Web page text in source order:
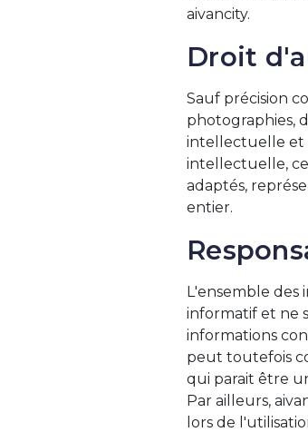
aivancity.
Droit
Sauf précision
photographies,
intellectuelle et
intellectuelle,
adaptés,
entier.
L'ensemble des
informatif et ne
informations
peut toutefois
qui parait être
Par ailleurs,
lors de